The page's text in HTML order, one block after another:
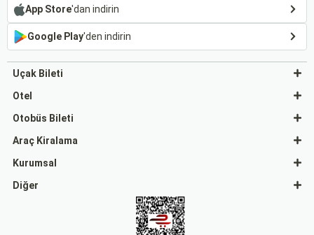
App Store'dan indirin
Google Play'den indirin
Uçak Bileti
Otel
Otobüs Bileti
Araç Kiralama
Kurumsal
Diğer